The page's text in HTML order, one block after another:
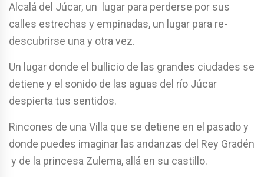
Alcalá del Júcar, un lugar para perderse por sus
calles estrechas y empinadas, un lugar para re-
descubrirse una y otra vez.
Un lugar donde el bullicio de las grandes ciudades se
detiene y el sonido de las aguas del río Júcar
despierta tus sentidos.
Rincones de una Villa que se detiene en el pasado y
donde puedes imaginar las andanzas del Rey Gradén
y de la princesa Zulema, allá en su castillo.